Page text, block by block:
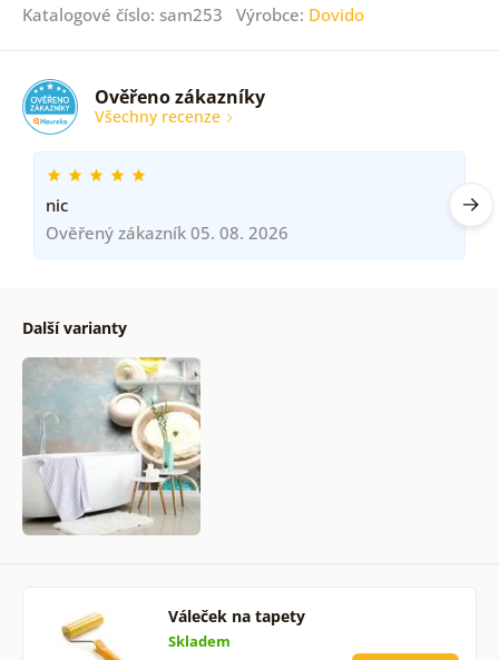
Katalogové číslo: sam253 Výrobce: Dovido
Ověřeno zákazníky
Všechny recenze
nic
Ověřený zákazník 05. 08. 2026
Další varianty
Váleček na tapety
Skladem